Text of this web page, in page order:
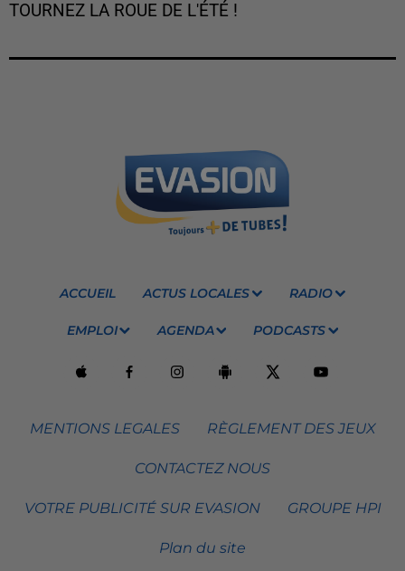
TOURNEZ LA ROUE DE L'ÉTÉ !
ACCUEIL ACTUS LOCALES RADIO
EMPLOI AGENDA PODCASTS
MENTIONS LEGALES RÈGLEMENT DES JEUX
CONTACTEZ NOUS
VOTRE PUBLICITÉ SUR EVASION GROUPE HPI
Plan du site